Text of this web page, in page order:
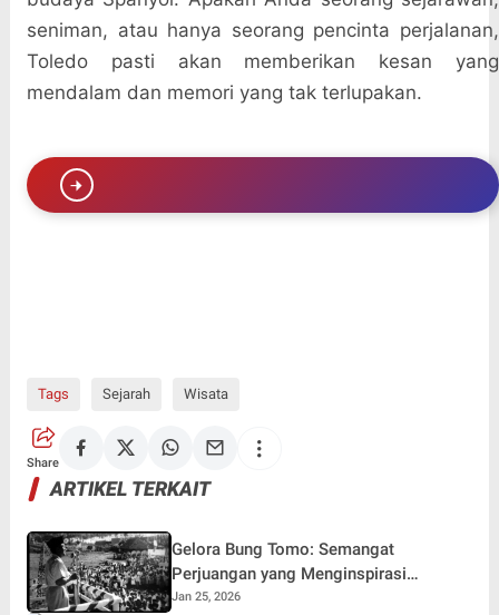
seniman, atau hanya seorang pencinta perjalanan,
Toledo pasti akan memberikan kesan yang
mendalam dan memori yang tak terlupakan.
Tags Sejarah Wisata
Share
ARTIKEL TERKAIT
Gelora Bung Tomo: Semangat
Perjuangan yang Menginspirasi
Generasi Muda
Jan 25, 2026